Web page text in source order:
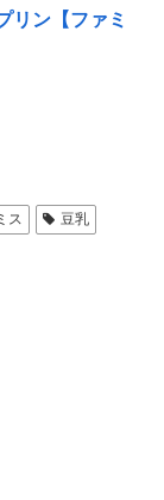
リン【ファミ
ス 豆乳